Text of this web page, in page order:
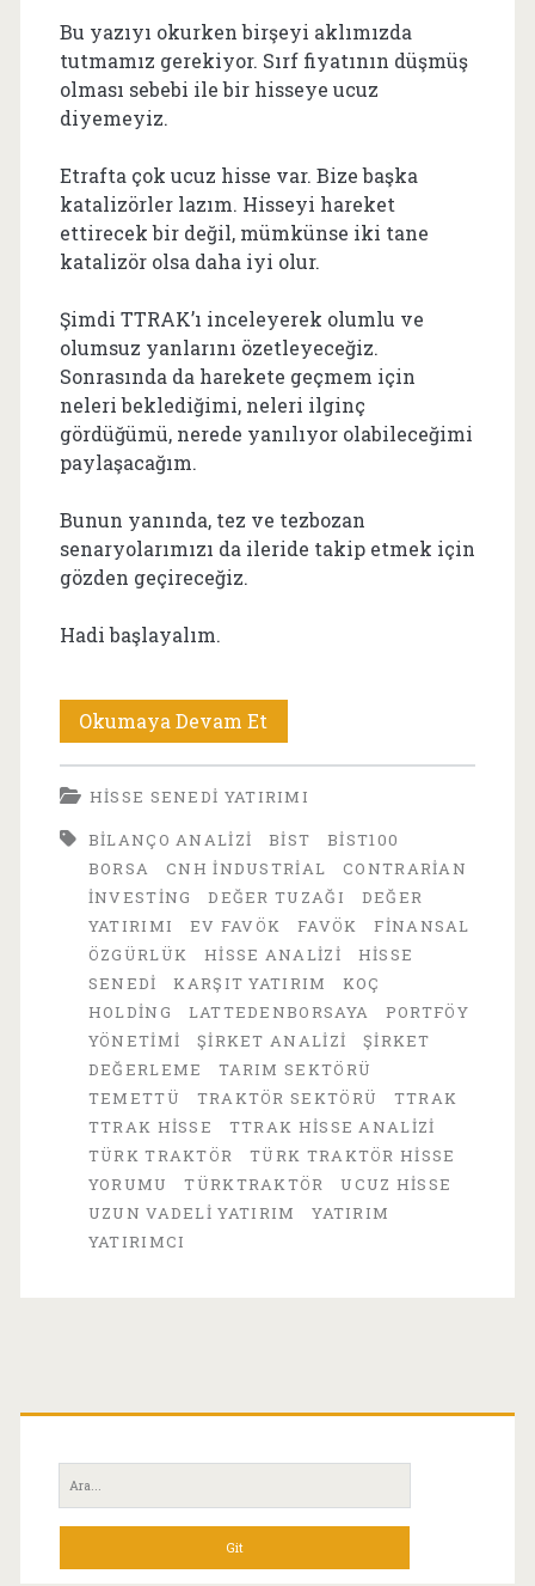
Bu yazıyı okurken birşeyi aklımızda
tutmamız gerekiyor. Sırf fiyatının düşmüş
olması sebebi ile bir hisseye ucuz
diyemeyiz.
Etrafta çok ucuz hisse var. Bize başka
katalizörler lazım. Hisseyi hareket
ettirecek bir değil, mümkünse iki tane
katalizör olsa daha iyi olur.
Şimdi TTRAK’ı inceleyerek olumlu ve
olumsuz yanlarını özetleyeceğiz.
Sonrasında da harekete geçmem için
neleri beklediğimi, neleri ilginç
gördüğümü, nerede yanılıyor olabileceğimi
paylaşacağım.
Bunun yanında, tez ve tezbozan
senaryolarımızı da ileride takip etmek için
gözden geçireceğiz.
Hadi başlayalım.
Okumaya Devam Et
Hisse
Analizi
2026:
Türk
Traktör
Ucuz
Mu,
Değer
Tuzağı
mı?
HISSE SENEDI YATIRIMI
BILANÇO ANALIZI
BIST
BIST100
BORSA
CNH INDUSTRIAL
CONTRARIAN
INVESTING
DEĞER TUZAĞI
DEĞER
YATIRIMI
EV FAVÖK FAVÖK
FINANSAL
ÖZGÜRLÜK
HISSE ANALIZI
HISSE
SENEDI
KARŞIT YATIRIM
KOÇ
HOLDING
LATTEDENBORSAYA
PORTFÖY
YÖNETIMI
ŞIRKET ANALIZI
ŞIRKET
DEĞERLEME
TARIM SEKTÖRÜ
TEMETTÜ
TRAKTÖR SEKTÖRÜ
TTRAK
TTRAK HISSE
TTRAK HISSE ANALIZI
TÜRK TRAKTÖR
TÜRK TRAKTÖR HISSE
YORUMU
TÜRKTRAKTÖR
UCUZ HISSE
UZUN VADELI YATIRIM
YATIRIM
YATIRIMCI
Birincil
Yan
Menü
Ara: